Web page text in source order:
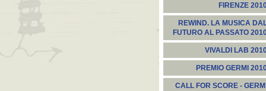
FIRENZE
REWIND. LA MUSICA
FUTURO AL PASSATO
VIVALDI LAB
PREMIO GERMI
CALL FOR SCORE - GERMI